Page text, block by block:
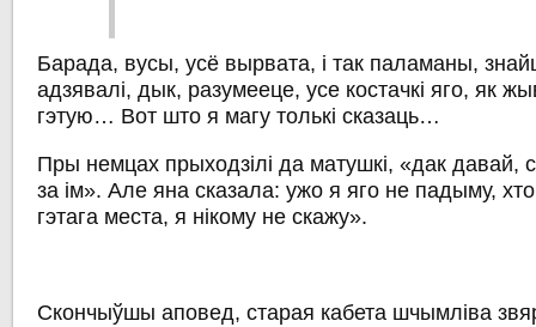
Барада, вусы, усё вырвата, і так паламаны,
адзявалі, дык, разумееце, усе костачкі яго, як
гэтую… Вот што я магу толькі сказаць…
Пры немцах прыходзілі да матушкі, «дак давай,
за ім». Але яна сказала: ужо я яго не падыму, хто
гэтага места, я нікому не скажу».
Скончыўшы аповед, старая кабета шчымліва